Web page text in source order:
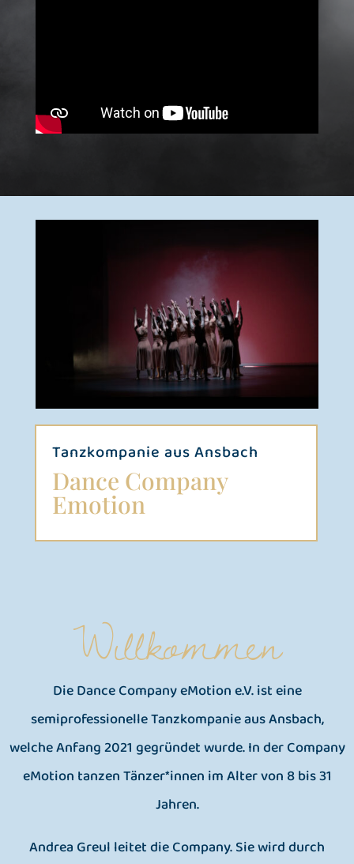
Tanzkompanie aus Ansbach
Dance Company
Emotion
Willkommen
Die Dance Company eMotion e.V. ist eine
semiprofessionelle Tanzkompanie aus Ansbach,
welche Anfang 2021 gegründet wurde. In der Company
eMotion tanzen Tänzer*innen im Alter von 8 bis 31
Jahren.
Andrea Greul leitet die Company. Sie wird durch